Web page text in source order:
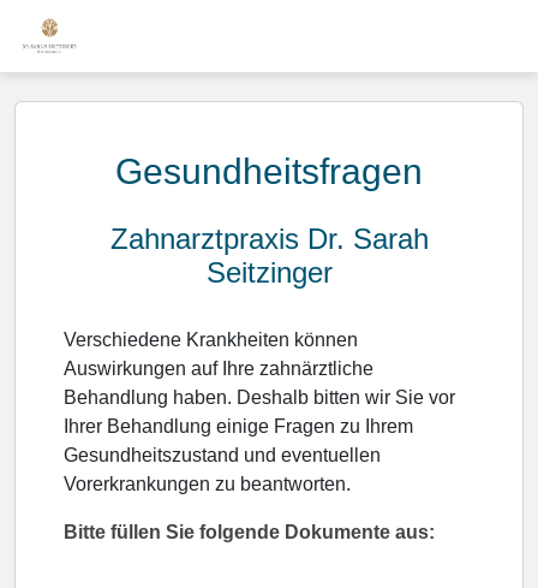
Gesundheitsfragen
Zahnarztpraxis Dr. Sarah
Seitzinger
Verschiedene Krankheiten können
Auswirkungen auf Ihre zahnärztliche
Behandlung haben. Deshalb bitten wir Sie vor
Ihrer Behandlung einige Fragen zu Ihrem
Gesundheitszustand und eventuellen
Vorerkrankungen zu beantworten.
Bitte füllen Sie folgende Dokumente aus: